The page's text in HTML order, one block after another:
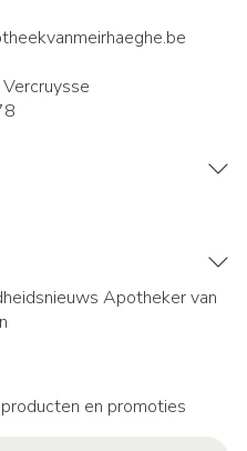
Apotheker van
en promoties